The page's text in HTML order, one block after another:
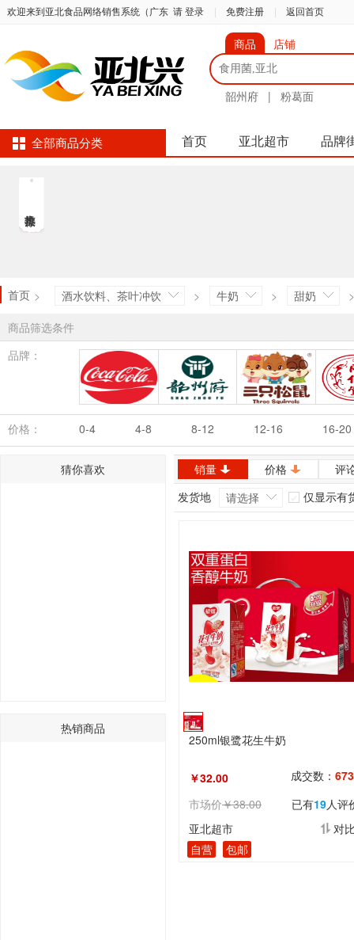
欢迎来到亚北食品网络销售系统（广东 请 登录 免费注册 返回首页
商品 店铺
韶州府 | 粉葛面
全部商品分类 首页 亚北超市 品牌
首页 > 酒水饮料、茶叶冲饮 > 牛奶 > 甜奶
>
商品筛选条件
品牌：
可口可乐 韶州府 三只松鼠
同
价格：
0-4 4-8 8-12 12-16 16-20
猜你喜欢
热销商品
销量 价格
评
发货地
请选择 仅显示有
250ml银鹭花生牛奶
￥32.00 成交数： 673
市场价￥38.00 已有19人评
亚北超市
对
自营
包邮